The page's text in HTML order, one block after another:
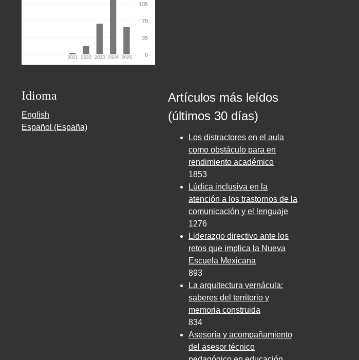
Idioma
English
Español (España)
Artículos más leídos
(últimos 30 días)
Los distractores en el aula
como obstáculo para en
rendimiento académico
1853
Lúdica inclusiva en la
atención a los trastornos de la
comunicación y el lenguaje
1276
Liderazgo directivo ante los
retos que implica la Nueva
Escuela Mexicana
893
La arquitectura vernácula:
saberes del territorio y
memoria construida
834
Asesoría y acompañamiento
del asesor técnico